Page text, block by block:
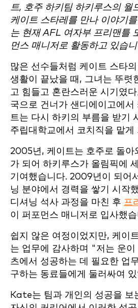
트, 호주 하키팀 하키루스의 월
케이트 스타레를 만나 이야기
는 현재 AFL 여자부 프리맨틀
먼스 매니저로 활동하고 있습니
많은 선수들처럼 케이트 스타
생활이 끝났을 때, 그녀는 뚜렷
고 힘들고 혼란스러운 시기였다
국으로 건너가 샌디에이고에서
트는 다시 하키의 부름을 받기
주립대학교에서 코치직을 맡게
2005년, 케이트는 호주로 돌아
가 되어 하키루스가 올림픽에
기여했습니다. 2009년이 되어
닝 분야에서 경력을 쌓기 시작
디셔닝 석사 과정을 마친 후 프
이 퍼포먼스 매니저로 입사했
쉽지 않은 여정이었지만, 케이
는 업무에 감사하며 "저는 운이
츠에서 성공하는 데 필요한 업
구하는 동료들에게 둘러싸여
Kate는 팀과 개인의 성공을 보